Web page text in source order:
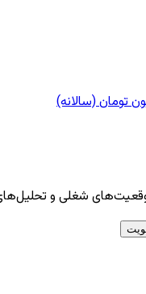
شغلی و تحلیل‌های